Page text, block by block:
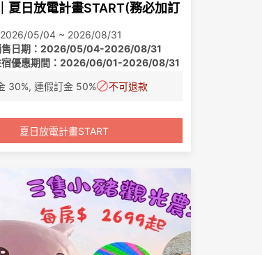
夏日放電計畫START(務必加訂
2026/05/04 ~ 2026/08/31
售日期：2026/05/04-2026/08/31
宿優惠期間：2026/06/01-2026/08/31
:住宿王后豪華客房一大床 或騎士四人房
雙人,並加贈顏璽面膜一片/
惠
2026/07/01起乘車：標準車
全票票價95折優惠。
優待票：符合敬老、愛心、
孩童身分者，享全額票價之5
折優惠。
30%, 連假訂金 50% 不可退款
夏日放電計畫START